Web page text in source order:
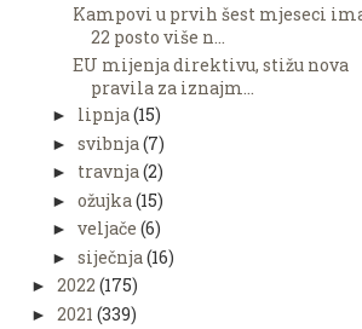
Kampovi u prvih šest mjeseci
22 posto više n...
EU mijenja direktivu, stižu nova
pravila za iznajm...
► lipnja(15)
► svibnja (7)
► travnja(2)
► ožujka (15)
► veljače (6)
► siječnja (16)
► 2022 (175)
► 2021 (339)